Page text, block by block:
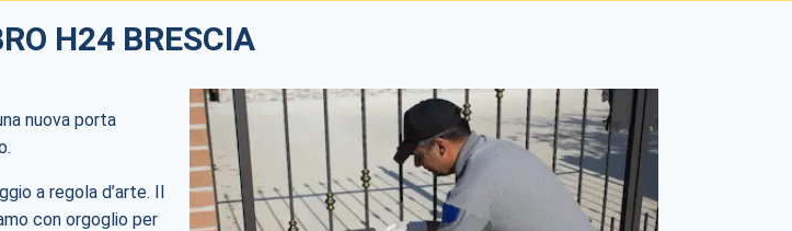
H24 BRESCIA
nuova porta
a regola d’arte. Il
con orgoglio per